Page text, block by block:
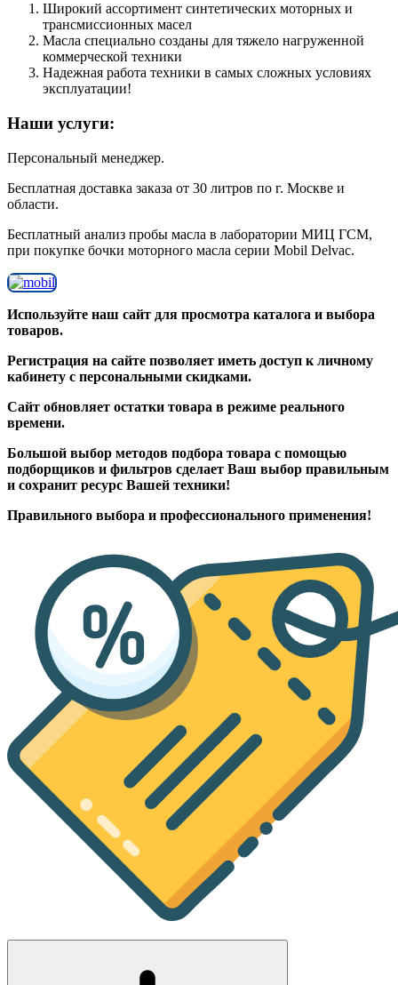
Широкий ассортимент синтетических моторных и
трансмиссионных масел
Масла специально созданы для тяжело нагруженной
коммерческой техники
Надежная работа техники в самых сложных условиях
эксплуатации!
Наши услуги:
Персональный менеджер.
Бесплатная доставка заказа от 30 литров по г. Москве и
области.
Бесплатный анализ пробы масла в лаборатории МИЦ ГСМ,
при покупке бочки моторного масла серии Mobil Delvac.
Используйте наш сайт для просмотра каталога и выбора
товаров.
Регистрация на сайте позволяет иметь доступ к личному
кабинету с персональными скидками.
Сайт обновляет остатки товара в режиме реального
времени.
Большой выбор методов подбора товара с помощью
подборщиков и фильтров сделает Ваш выбор правильным
и сохранит ресурс Вашей техники!
Правильного выбора и профессионального применения!